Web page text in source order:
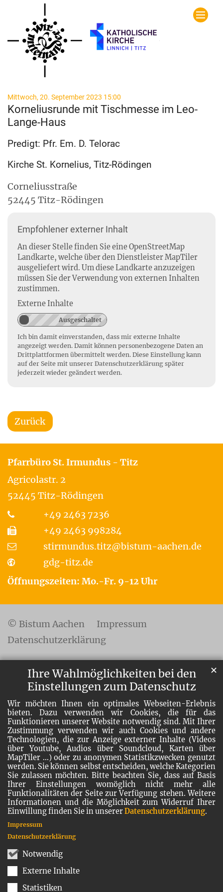
Ihre Wahlmöglichkeiten bei den
Einstellungen zum Datenschutz
Wir möchten Ihnen ein optimales Webseiten-Erlebnis
bieten. Dazu verwenden wir Cookies, die für das
Funktionieren unserer Website notwendig sind. Mit Ihrer
Zustimmung verwenden wir auch Cookies und andere
Technologien, die zur Anzeige externer Inhalte (Videos
über Youtube, Audios über Soundcloud, Karten über
MapTiler ...) oder zu anonymen Statistikzwecken genutzt
werden. Sie können selbst entscheiden, welche Kategorien
Sie zulassen möchten. Bitte beachten Sie, dass auf Basis
Ihrer Einstellungen womöglich nicht mehr alle
Funktionalitäten der Seite zur Verfügung stehen. Weitere
Informationen und die Möglichkeit zum Widerruf Ihrer
Einwillung finden Sie in unsererDatenschutzerklärung.
Notwendig
Externe Inhalte
Statistiken
✕
Impressum
Datenschutzerklärung
Zum Inhalt springen
Mittwoch, 20. September 2023 15:00
Korneliusrunde mit Tischmesse im Leo-
Lange-Haus
Predigt: Pfr. Em. D. Telorac
Kirche St. Kornelius, Titz-Rödingen
Corneliusstraße
52445 Titz-Rödingen
Empfohlener externer Inhalt
An dieser Stelle finden Sie eine OpenStreetMap
Landkarte, welche über den Dienstleister MapTiler
ausgeliefert wird. Um diese Landkarte anzuzeigen
müssen Sie der Verwendung von externen Inhalten
zustimmen.
Externe Inhalte
Ich bin damit einverstanden, dass mir externe Inhalte
angezeigt werden. Damit können personenbezogene Daten an
Drittplattformen übermittelt werden. Diese Einstellung kann
auf der Seite mit unserer Datenschutzerklärung später
jederzeit wieder geändert werden.
Zurück
Pfarrbüro St. Irmundus - Titz
Agricolastr. 2
52445 Titz-Rödingen
+49 2463 7236
+49 2463 998284
stirmundus.titz@bistum-aachen.de
gdg-titz.de
Öffnungszeiten: Mo.-Fr. 9-12 Uhr
© Bistum Aachen
Impressum
Datenschutzerklärung